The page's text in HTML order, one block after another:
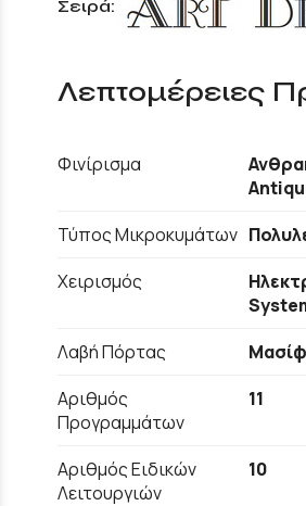
Σειρά:
Λεπτομέρειες
Φινίρισμα
Τύπος Μικροκυμάτων
Χειρισμός
Λαβή Πόρτας
Αριθμός
Προγραμμάτων
11
Αριθμός Ειδικών
Λειτουργιών
10